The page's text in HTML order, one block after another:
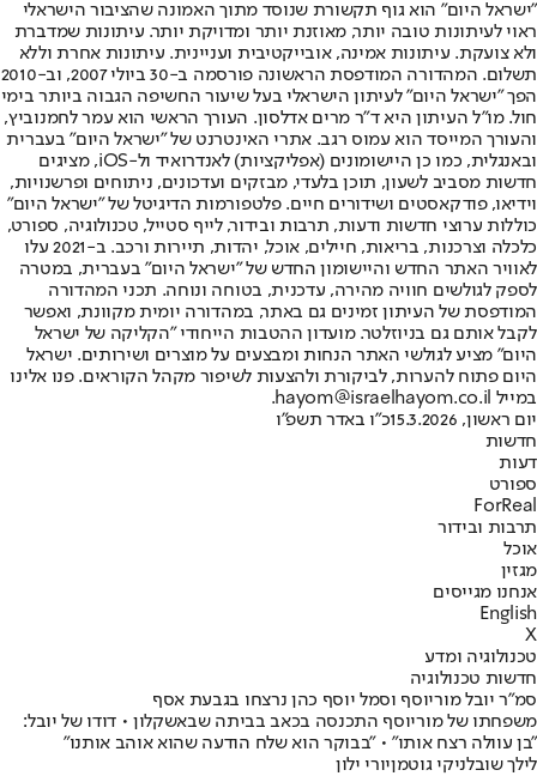
"ישראל היום" הוא גוף תקשורת שנוסד מתוך האמונה שהציבור הישראלי
ראוי לעיתונות טובה יותר, מאוזנת יותר ומדויקת יותר. עיתונות שמדברת
ולא צועקת. עיתונות אמינה, אובייקטיבית ועניינית. עיתונות אחרת וללא
תשלום. המהדורה המודפסת הראשונה פורסמה ב-30 ביולי 2007, וב-2010
הפך "ישראל היום" לעיתון הישראלי בעל שיעור החשיפה הגבוה ביותר בימי
חול. מו"ל העיתון היא ד"ר מרים אדלסון. העורך הראשי הוא עמר לחמנוביץ,
והעורך המייסד הוא עמוס רגב. אתרי האינטרנט של "ישראל היום" בעברית
ובאנגלית, כמו כן היישומונים (אפליקציות) לאנדרואיד ול-iOS, מציגים
חדשות מסביב לשעון, תוכן בלעדי, מבזקים ועדכונים, ניתוחים ופרשנויות,
וידיאו, פודקאסטים ושידורים חיים. פלטפורמות הדיגיטל של "ישראל היום"
כוללות ערוצי חדשות ודעות, תרבות ובידור, לייף סטייל, טכנולוגיה, ספורט,
כלכלה וצרכנות, בריאות, חיילים, אוכל, יהדות, תיירות ורכב. ב-2021 עלו
לאוויר האתר החדש והיישומון החדש של "ישראל היום" בעברית, במטרה
לספק לגולשים חוויה מהירה, עדכנית, בטוחה ונוחה. תכני המהדורה
המודפסת של העיתון זמינים גם באתר, במהדורה יומית מקוונת, ואפשר
לקבל אותם גם בניוזלטר. מועדון ההטבות הייחודי "הקליקה של ישראל
היום" מציע לגולשי האתר הנחות ומבצעים על מוצרים ושירותים. ישראל
היום פתוח להערות, לביקורת ולהצעות לשיפור מקהל הקוראים. פנו אלינו
במייל hayom@israelhayom.co.il.
יום ראשון, 15.3.2026
כ"ו באדר תשפ"ו
חדשות
דעות
ספורט
ForReal
תרבות ובידור
אוכל
מגזין
אנחנו מגייסים
English
X
טכנולוגיה ומדע
חדשות טכנולוגיה
סמ"ר יובל מוריוסף וסמל יוסף כהן נרצחו בגבעת אסף
משפחתו של מוריוסף התכנסה בכאב בביתה שבאשקלון • דודו של יובל:
"בן עוולה רצח אותו" • "בבוקר הוא שלח הודעה שהוא אוהב אותנו"
לילך שובלניקי גוטמןיורי ילון